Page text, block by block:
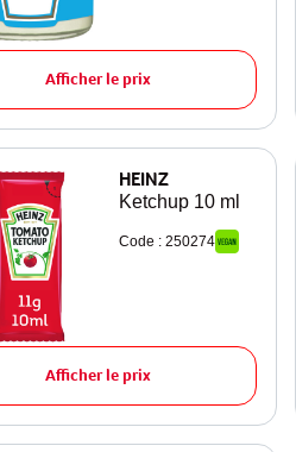
Afficher le prix
HEINZ
Ketchup 10 ml
Code : 250274
Afficher le prix